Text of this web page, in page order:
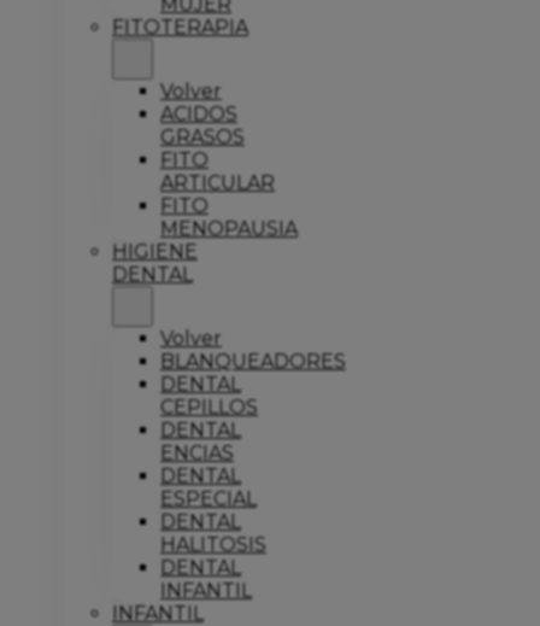
FITOTERAPIA
Volver
ACIDOS
GRASOS
FITO
ARTICULAR
FITO
MENOPAUSIA
HIGIENE
DENTAL
Volver
BLANQUEADORES
DENTAL
CEPILLOS
DENTAL
ENCIAS
DENTAL
ESPECIAL
DENTAL
HALITOSIS
DENTAL
INFANTIL
INFANTIL